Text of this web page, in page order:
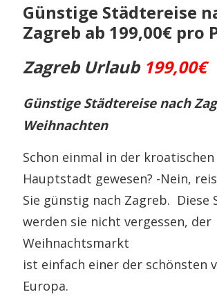
Günstige Städtereise
Zagreb ab 199,00€ pro
Zagreb Urlaub 199,00€
Günstige Städtereise nach
Weihnachten
Schon einmal in der kroatischen
Hauptstadt gewesen? -Nein,
Sie günstig nach Zagreb. Diese
werden sie nicht vergessen, der
Weihnachtsmarkt
ist einfach einer der schönsten
Europa.